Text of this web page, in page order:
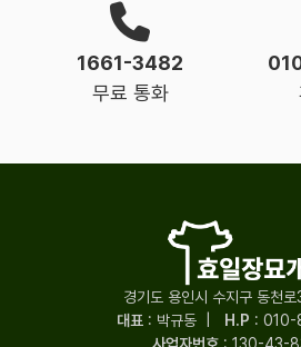
1661-3482
무료 통화
경기도 용인시 수지구 동천
대표: 박규동| H.P :